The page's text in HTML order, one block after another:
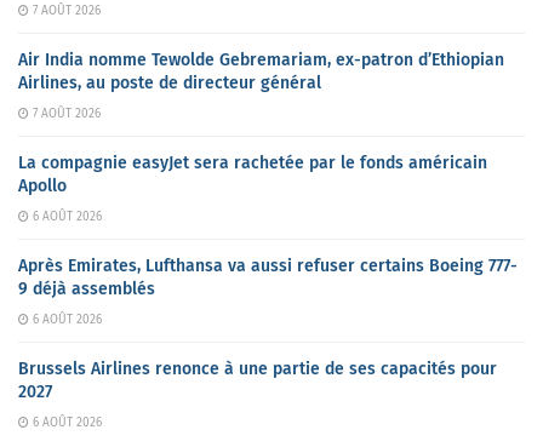
7 AOÛT 2026
Air India nomme Tewolde Gebremariam, ex-patron d’Ethiopian
Airlines, au poste de directeur général
7 AOÛT 2026
La compagnie easyJet sera rachetée par le fonds américain
Apollo
6 AOÛT 2026
Après Emirates, Lufthansa va aussi refuser certains Boeing 777-
9 déjà assemblés
6 AOÛT 2026
Brussels Airlines renonce à une partie de ses capacités pour
2027
6 AOÛT 2026